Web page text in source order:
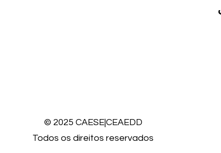
© 2025 CAESE|CEAEDD
Todos os direitos reservados